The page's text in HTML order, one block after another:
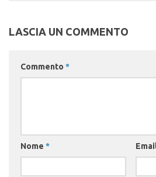
LASCIA UN COMMENTO
Commento *
Nome *